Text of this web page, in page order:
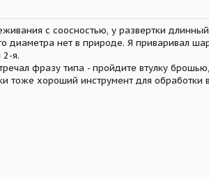
с соосностью, у развертки
диаметра нет в природе. Я приваривал
2-я.
фразу типа - пройдите втулку
тоже хороший инструмент для обработки